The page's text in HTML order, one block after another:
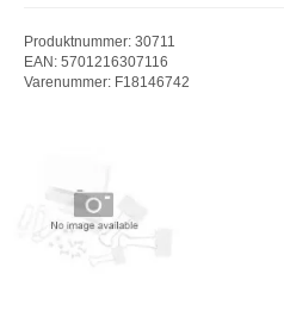
Produktnummer: 30711
EAN: 5701216307116
Varenummer: F18146742